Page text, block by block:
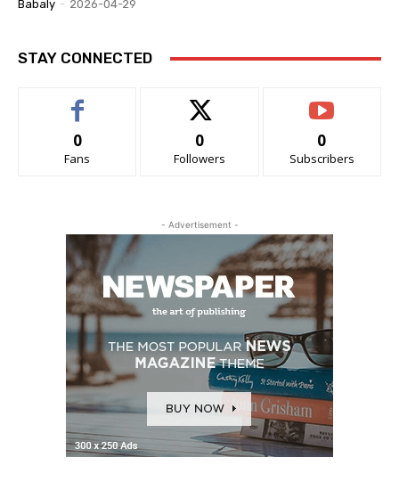
Babaly - 2026-04-29
STAY CONNECTED
0
Fans
0
Followers
0
Subscribers
- Advertisement -